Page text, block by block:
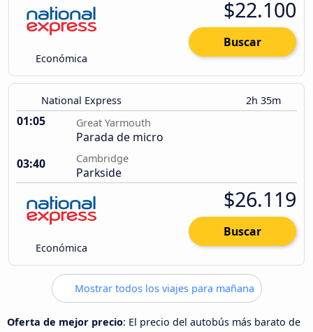
Económica
$22.100
Buscar
National Express 2h 35m
01:05 Great Yarmouth
Parada de micro
03:40
Cambridge
Parkside
Económica
$26.119
Buscar
Mostrar todos los viajes para mañana
Oferta de mejor precio: El precio del autobús más barato de